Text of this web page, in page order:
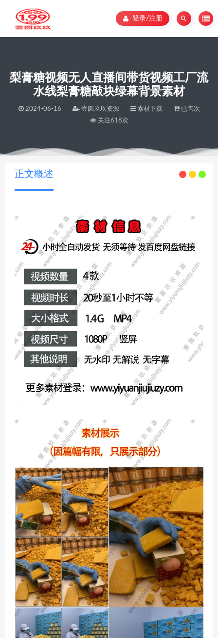
登录/注册
梨膏糖视频无人直播间带货视频工厂流
水线梨膏糖敲块绿幕背景素材
2024-06-16 壹圆玖玖资源 素材下载
已售次
关注618次
当前位置：壹圆玖玖资源 >梨膏糖视频无人直播间带货视频工厂流水线梨膏糖敲块绿幕背景素材
正文概述